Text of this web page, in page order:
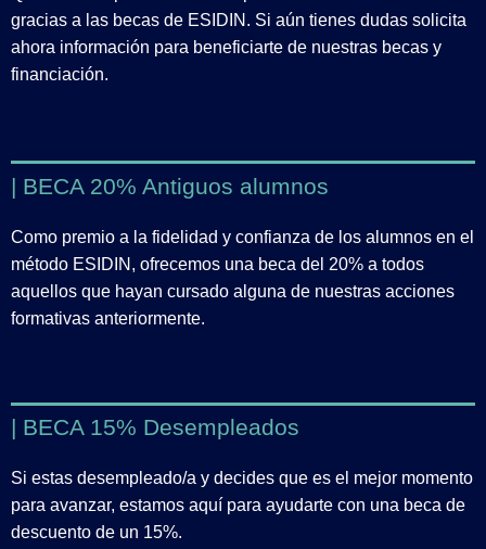
gracias a las becas de ESIDIN. Si aún tienes dudas solicita
ahora información para beneficiarte de nuestras becas y
financiación.
| BECA 20% Antiguos alumnos
Como premio a la fidelidad y confianza de los alumnos en el
método ESIDIN, ofrecemos una beca del 20% a todos
aquellos que hayan cursado alguna de nuestras acciones
formativas anteriormente.
| BECA 15% Desempleados
Si estas desempleado/a y decides que es el mejor momento
para avanzar, estamos aquí para ayudarte con una beca de
descuento de un 15%.